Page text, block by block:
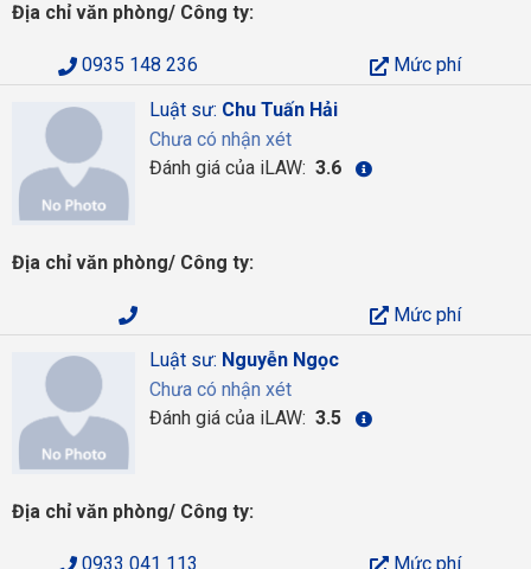
Địa chỉ văn phòng/ Công ty:
0935 148 236
Mức phí
Luật sư: Chu Tuấn Hải
Chưa có nhận xét
Đánh giá của iLAW: 3.6
Địa chỉ văn phòng/ Công ty:
Mức phí
Luật sư: Nguyễn Ngọc
Chưa có nhận xét
Đánh giá của iLAW: 3.5
Địa chỉ văn phòng/ Công ty:
0933 041 113 Mức phí